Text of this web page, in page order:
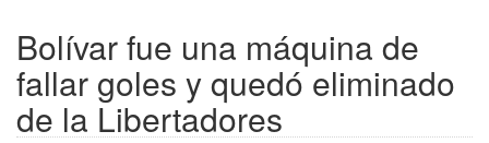
Bolívar fue una máquina de
fallar goles y quedó eliminado
de la Libertadores